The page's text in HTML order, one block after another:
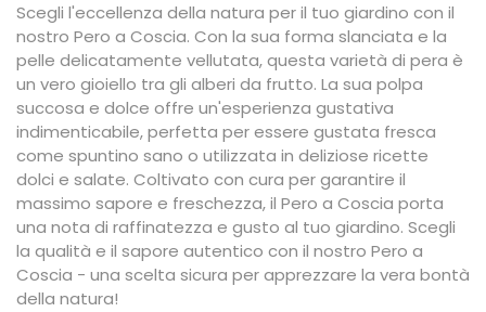
Scegli l'eccellenza della natura per il tuo giardino con il
nostro Pero a Coscia. Con la sua forma slanciata e la
pelle delicatamente vellutata, questa varietà di pera è
un vero gioiello tra gli alberi da frutto. La sua polpa
succosa e dolce offre un'esperienza gustativa
indimenticabile, perfetta per essere gustata fresca
come spuntino sano o utilizzata in deliziose ricette
dolci e salate. Coltivato con cura per garantire il
massimo sapore e freschezza, il Pero a Coscia porta
una nota di raffinatezza e gusto al tuo giardino. Scegli
la qualità e il sapore autentico con il nostro Pero a
Coscia - una scelta sicura per apprezzare la vera bontà
della natura!